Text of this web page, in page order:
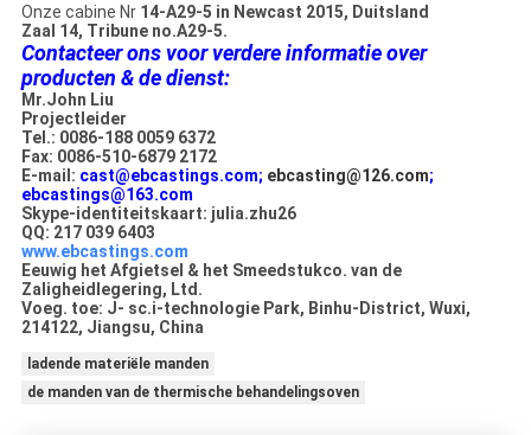
Onze cabine Nr 14-A29-5 in Newcast 2015, Duitsland
Zaal 14, Tribune no.A29-5.
Contacteer ons voor verdere informatie over
producten & de dienst:
Mr.John Liu
Projectleider
Tel.: 0086-188 0059 6372
Fax: 0086-510-6879 2172
E-mail: cast@ebcastings.com; ebcasting@126.com;
ebcastings@163.com
Skype-identiteitskaart: julia.zhu26
QQ: 217 039 6403
www.ebcastings.com
Eeuwig het Afgietsel & het Smeedstukco. van de
Zaligheidlegering, Ltd.
Voeg. toe: J- sc.i-technologie Park, Binhu-District, Wuxi,
214122, Jiangsu, China
ladende materiële manden
de manden van de thermische behandelingsoven